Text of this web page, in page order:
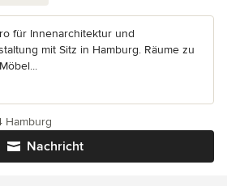
für Innenarchitektur und
mit Sitz in Hamburg. Räume zu
Nachricht
Hamburg